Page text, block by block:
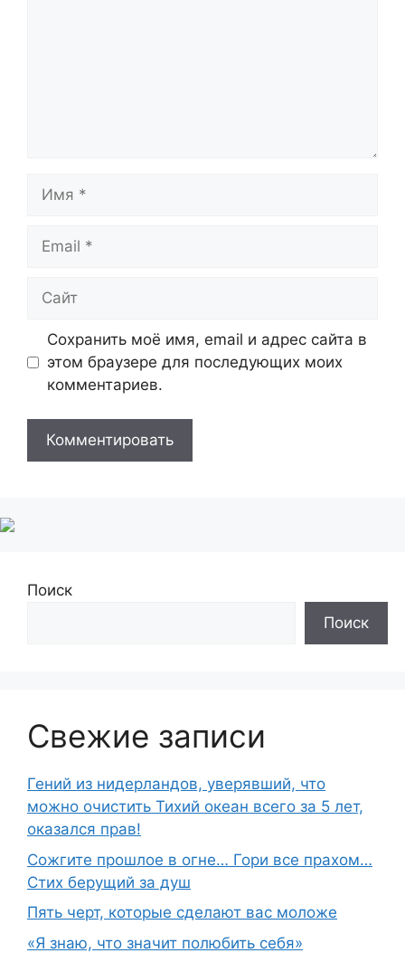
Сохранить моё имя, email и адрес сайта в
этом браузере для последующих моих
комментариев.
Поиск
Поиск
Свежие записи
Гений из нидерландов, уверявший, что
можно очистить Тихий океан всего за 5 лет,
оказался прав!
Сожгите прошлое в огне… Гори все прахом…
Стих берущий за душ
Пять черт, которые сделают вас моложе
«Я знаю, что значит полюбить себя»